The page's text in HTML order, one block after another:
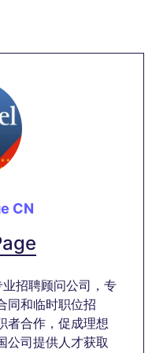
CN
招聘顾问公司，专
同和临时职位招
者合作，促成理想
公司提供人才获取